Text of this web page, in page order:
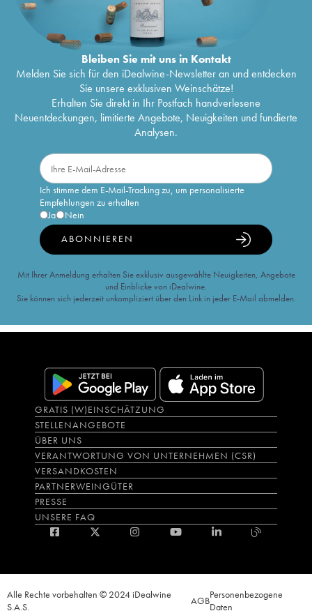
Bleiben Sie mit uns in Kontakt
Melden Sie sich für den iDealwine-Newsletter an und entdecken
Sie unsere exklusiven Weinschätze!
Erhalten Sie direkt in Ihr Postfach handverlesene
Neuentdeckungen, limitierte Angebote, Neuigkeiten und fundierte
Analysen.
Ich stimme dem E-Mail-Tracking zu, um personalisierte
Empfehlungen zu erhalten
Ja
Nein
ABONNIEREN
Mit Ihrer Anmeldung erhalten Sie exklusiv ausgewählte Neuigkeiten, Angebote
und Einblicke von iDealwine.
Sie können sich jederzeit unkompliziert über den Link in jeder E-Mail abmelden.
GRATIS (W)EINSCHÄTZUNG
STELLENANGEBOTE
ÜBER UNS
VERANTWORTUNG VON UNTERNEHMEN (CSR)
VERSANDKOSTEN
PARTNERWEINGÜTER
PRESSE
UNSERE FAQ
Alle Rechte vorbehalten © 2024 iDealwine
S.A.S.
AGBPersonenbezogene
Daten